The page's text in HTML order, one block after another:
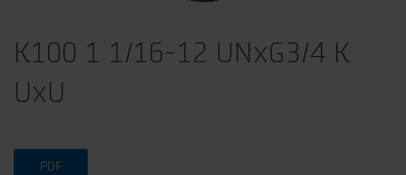
K100 1 1/16-12 UNxG3/4 K
UxU
PDF